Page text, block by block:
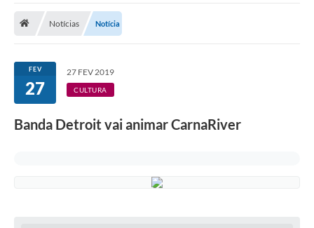
Departamentos
Diário Oficial
Notícias Notícia
FEV
27
27 FEV 2019
CULTURA
Banda Detroit vai animar CarnaRiver